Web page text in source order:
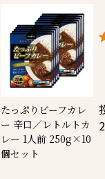
たっぷりビーフカレ
ー 辛口／レトルトカ
レー 1人前 250g×10
個セット